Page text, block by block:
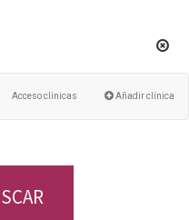
Acceso clínicas Añadir clínica